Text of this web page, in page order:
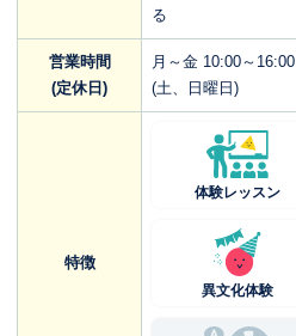
る
営業時間
(定休日)
月～金 10:00～16:00
(土、日曜日)
特徴
体験レッスン
異文化体験